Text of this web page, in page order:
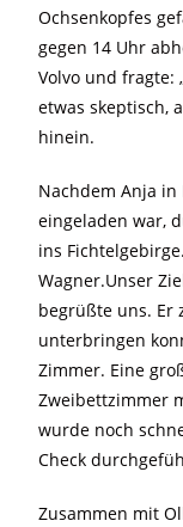
Ochsenkopfes
gegen 14 Uhr
Volvo und fragte:
etwas skeptisch,
hinein.
Nachdem Anja
eingeladen war,
ins
Wagner.Unser
begrüßte uns. Er
unterbringen
Zimmer. Eine
Zweibettzimmer
wurde noch
Check
Zusammen mit